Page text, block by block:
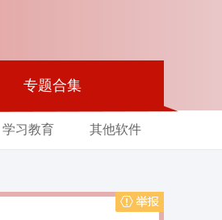
专题合集
学习教育 其他软件
举报